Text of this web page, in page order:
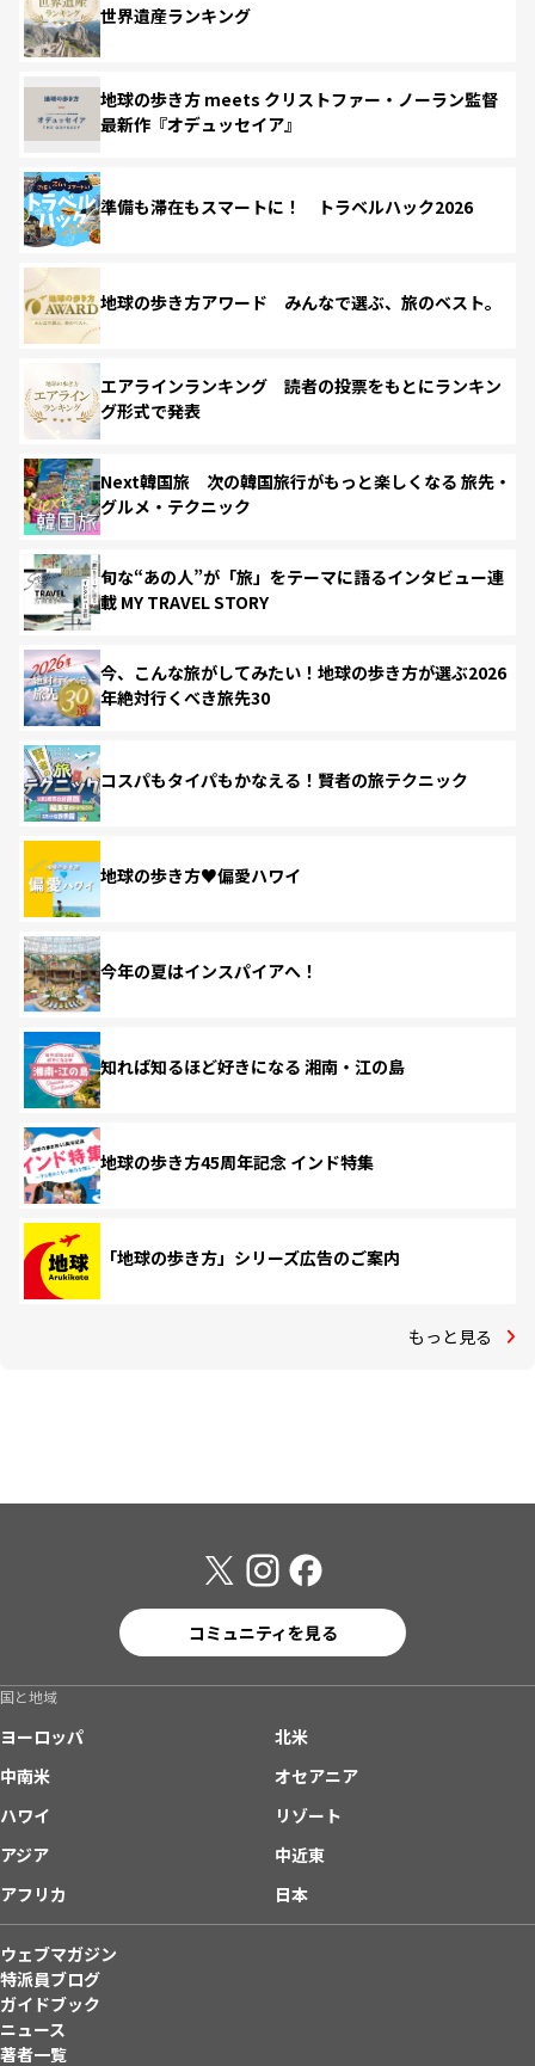
世界遺産ランキング
地球の歩き方 meets クリストファー・ノーラン監督
最新作『オデュッセイア』
準備も滞在もスマートに！ トラベルハック2026
地球の歩き方アワード みんなで選ぶ、旅のベスト。
エアラインランキング 読者の投票をもとにランキン
グ形式で発表
Next韓国旅 次の韓国旅行がもっと楽しくなる 旅先・
グルメ・テクニック
旬な“あの人”が「旅」をテーマに語るインタビュー連
載 MY TRAVEL STORY
今、こんな旅がしてみたい！地球の歩き方が選ぶ2026
年絶対行くべき旅先30
コスパもタイパもかなえる！賢者の旅テクニック
地球の歩き方♥偏愛ハワイ
今年の夏はインスパイアへ！
知れば知るほど好きになる 湘南・江の島
地球の歩き方45周年記念 インド特集
「地球の歩き方」シリーズ広告のご案内
もっと見る
コミュニティを見る
国と地域
ヨーロッパ
北米
中南米
オセアニア
ハワイ
リゾート
アジア
中近東
アフリカ
日本
ウェブマガジン
特派員ブログ
ガイドブック
ニュース
著者一覧